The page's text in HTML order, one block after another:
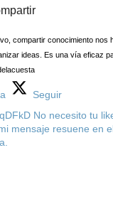
compartir conocimiento nos
ideas. Es una vía eficaz
Seguir
No necesito tu
mensaje resuene en